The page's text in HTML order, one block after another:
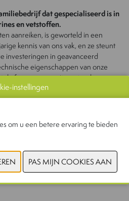
dat gespecialiseerd is in
en vetstoffen.
aanreiken, is geworteld in een
kennis van ons vak, en ze steunt
investeringen in geavanceerd
eigenschappen van onze
de focus op een uitmuntende
de grondslag voor een merkimago
krijgt.
instellingen
om u een betere ervaring te bieden